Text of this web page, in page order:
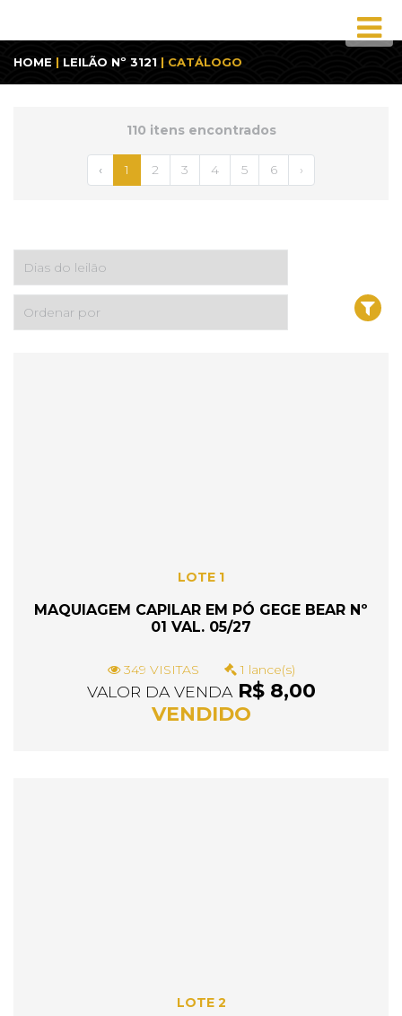
HOME | LEILÃO Nº 3121 | CATÁLOGO
110 itens encontrados
‹ 1 2 3 4 5 6 ›
LOTE 1
MAQUIAGEM CAPILAR EM PÓ GEGE BEAR Nº
01 VAL. 05/27
349 VISITAS 1 lance(s)
VALOR DA VENDAR$ 8,00
VENDIDO
LOTE 2